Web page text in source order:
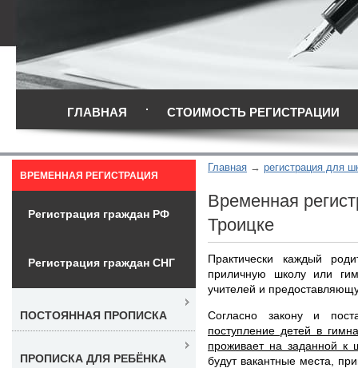
ГЛАВНАЯ СТОИМОСТЬ РЕГИСТРАЦИИ
Главная регистрация для
Временная
Троицке
Практически каждый
приличную школу или
учителей и
Согласно закону и
поступление детей в
проживает на заданной к
будут вакантные места,
ВРЕМЕННАЯ РЕГИСТРАЦИЯ
Регистрация граждан РФ
Регистрация граждан СНГ
ПОСТОЯННАЯ ПРОПИСКА
ПРОПИСКА ДЛЯ РЕБЁНКА